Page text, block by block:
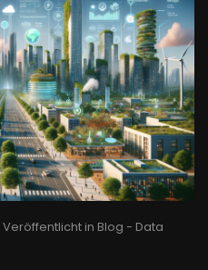
in Blog - Data